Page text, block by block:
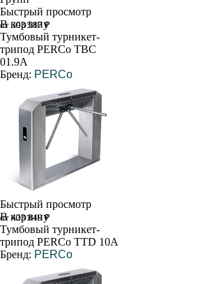
Быстрый просмотр
В корзину
от 393 587 ₽
Тумбовый турникет-
трипод PERCo ТВС
01.9А
Бренд: PERCo
Быстрый просмотр
В корзину
от 423 849 ₽
Тумбовый турникет-
трипод PERCo TTD 10A
Бренд: PERCo